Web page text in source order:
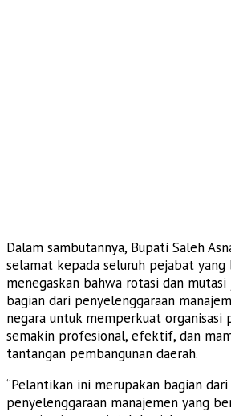
Dalam sambutannya, Bupati Saleh
selamat kepada seluruh pejabat
menegaskan bahwa rotasi dan
bagian dari penyelenggaraan
negara untuk memperkuat organisasi
semakin profesional, efektif, dan
tantangan pembangunan daerah.
“Pelantikan ini merupakan bagian dari
penyelenggaraan manajemen yang